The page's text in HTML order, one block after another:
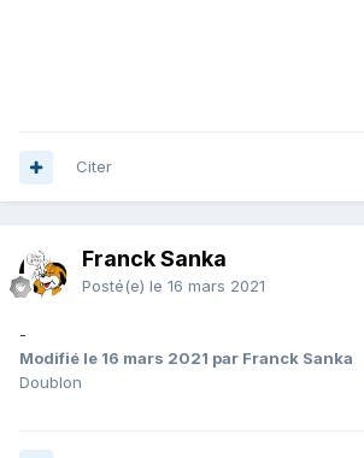
 Soutien à l’éducation
o Soutien à la formation initiale et continue
o Lutte contre l’illettrisme
Citer
Franck Sanka
Posté(e) le 16 mars 2021
-
Modifié le 16 mars 2021 par Franck Sanka
Doublon